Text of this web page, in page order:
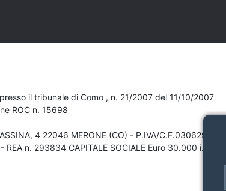
il tribunale di Como , n. 21/2007 del 11/10/2007
ROC n. 15698
4 22046 MERONE (CO) - P.IVA/C.F.03062910132
n. 293834 CAPITALE SOCIALE Euro 30.000 i.v.